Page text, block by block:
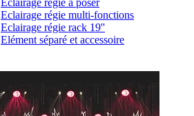
Eclairage régie à poser
Eclairage régie multi-fonctions
Eclairage régie rack 19''
Elément séparé et accessoire